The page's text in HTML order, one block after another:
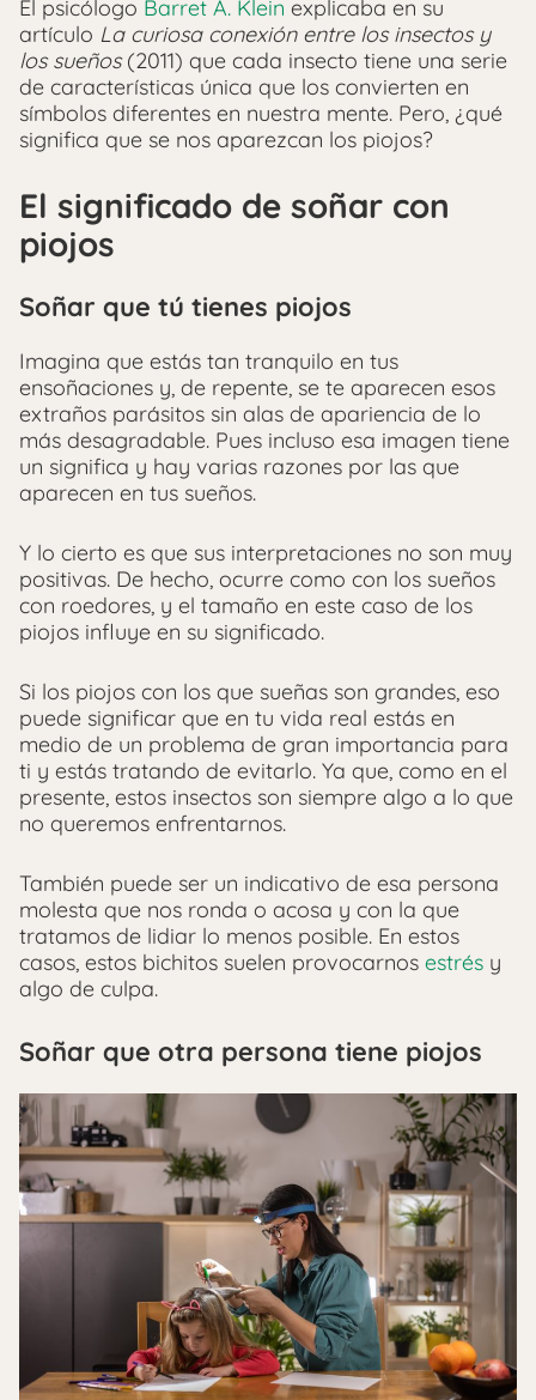
El psicólogo Barret A. Klein explicaba en su
artículo La curiosa conexión entre los insectos y
los sueños(2011) que cada insecto tiene una serie
de características única que los convierten en
símbolos diferentes en nuestra mente. Pero, ¿qué
significa que se nos aparezcan los piojos?
El significado de soñar con
piojos
Soñar que tú tienes piojos
Imagina que estás tan tranquilo en tus
ensoñaciones y, de repente, se te aparecen esos
extraños parásitos sin alas de apariencia de lo
más desagradable. Pues incluso esa imagen tiene
un significa y hay varias razones por las que
aparecen en tus sueños.
Y lo cierto es que sus interpretaciones no son muy
positivas. De hecho, ocurre como con los sueños
con roedores, y el tamaño en este caso de los
piojos influye en su significado.
Si los piojos con los que sueñas son grandes, eso
puede significar que en tu vida real estás en
medio de un problema de gran importancia para
ti y estás tratando de evitarlo. Ya que, como en el
presente, estos insectos son siempre algo a lo que
no queremos enfrentarnos.
También puede ser un indicativo de esa persona
molesta que nos ronda o acosa y con la que
tratamos de lidiar lo menos posible. En estos
casos, estos bichitos suelen provocarnos estrés y
algo de culpa.
Soñar que otra persona tiene piojos